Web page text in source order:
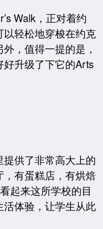
Walk，正对着约
轻松地穿梭在约克
，值得一提的是，
升级了下它的Arts
供了非常高大上的
有蛋糕店，有烘焙
起来这所学校的目
体验，让学生从此